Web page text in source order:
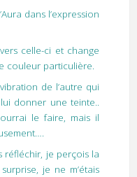
dans l’expression
celle-ci et change
couleur particulière.
de l’autre qui
donner une teinte..
le faire, mais il
réfléchir, je perçois la
je ne m’étais